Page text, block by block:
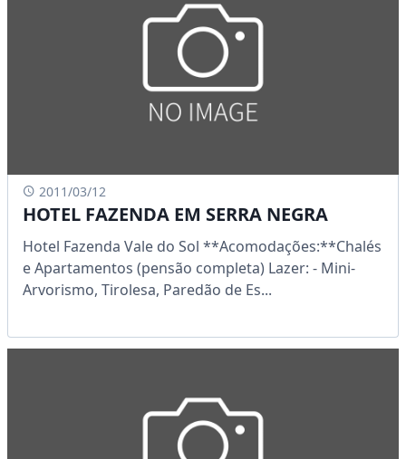
2011/03/12
HOTEL FAZENDA EM SERRA NEGRA
Hotel Fazenda Vale do Sol **Acomodações:**Chalés
e Apartamentos (pensão completa) Lazer: - Mini-
Arvorismo, Tirolesa, Paredão de Es...